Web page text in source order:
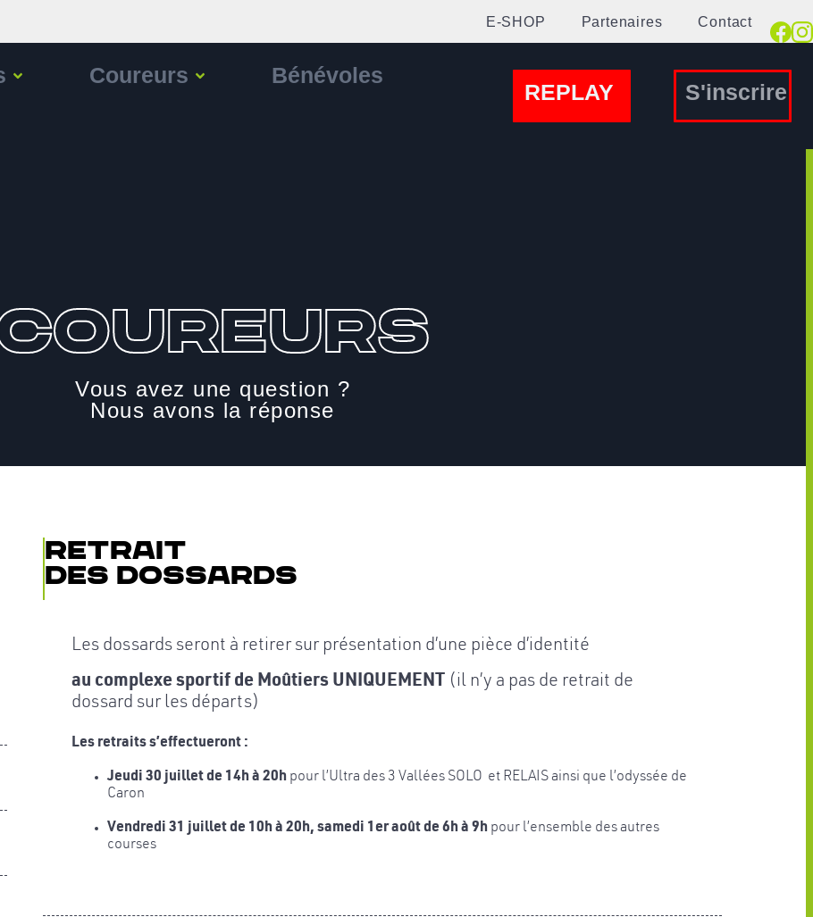
E-SHOP Partenaires Contact
Coureurs Bénévoles
REPLAY S'inscrire
Vous avez une question ?
Nous avons la réponse
Retrait
des dossards
Les dossards seront à retirer sur présentation d’une pièce d’identité
au complexe sportif de Moûtiers UNIQUEMENT (il n’y a pas de retrait de
dossard sur les départs)
Les retraits s’effectueront :
Jeudi 30 juillet de 14h à 20hpour l’Ultra des 3 Vallées SOLO et RELAIS ainsi que l’odyssée de
Caron
Vendredi 31 juillet de 10h à 20h, samedi 1er août de 6h à 9h pour l’ensemble des autres
courses